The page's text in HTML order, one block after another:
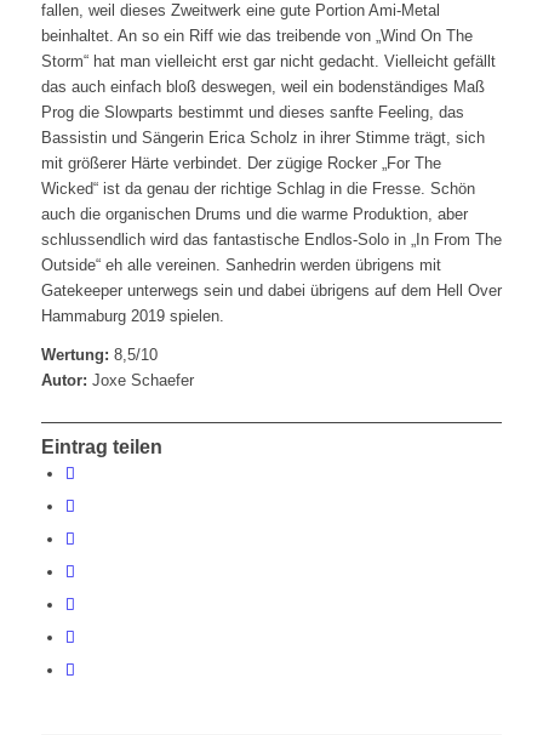
fallen, weil dieses Zweitwerk eine gute Portion Ami-Metal
beinhaltet. An so ein Riff wie das treibende von „Wind On The
Storm“ hat man vielleicht erst gar nicht gedacht. Vielleicht gefällt
das auch einfach bloß deswegen, weil ein bodenständiges Maß
Prog die Slowparts bestimmt und dieses sanfte Feeling, das
Bassistin und Sängerin Erica Scholz in ihrer Stimme trägt, sich
mit größerer Härte verbindet. Der zügige Rocker „For The
Wicked“ ist da genau der richtige Schlag in die Fresse. Schön
auch die organischen Drums und die warme Produktion, aber
schlussendlich wird das fantastische Endlos-Solo in „In From The
Outside“ eh alle vereinen. Sanhedrin werden übrigens mit
Gatekeeper unterwegs sein und dabei übrigens auf dem Hell Over
Hammaburg 2019 spielen.
Wertung: 8,5/10
Autor: Joxe Schaefer
Eintrag teilen